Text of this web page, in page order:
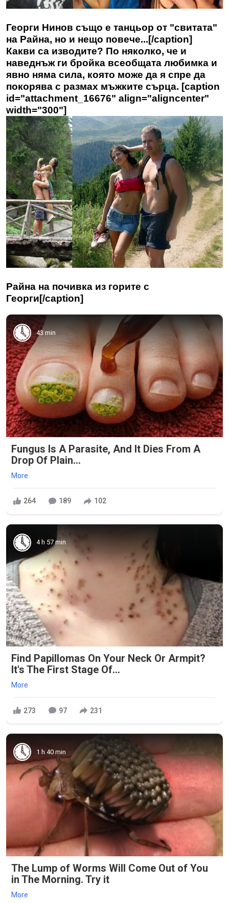
Георги Нинов също е танцьор от "свитата"
на Райна, но и нещо повече...[/caption]
Какви са изводите? По няколко, че и
наведнъж ги бройка всеобщата любимка и
явно няма сила, която може да я спре да
покорява с размах мъжките сърца. [caption
id="attachment_16676" align="aligncenter"
width="300"]
Райна на почивка из горите с
Георги[/caption]
43 min
Fungus Is A Parasite, And It Dies From A
Drop Of Plain...
More
264 189 102
4 h 57 min
Find Papillomas On Your Neck Or Armpit?
It's The First Stage Of...
More
273 97 231
1 h 40 min
The Lump of Worms Will Come Out of You
in The Morning. Try it
More